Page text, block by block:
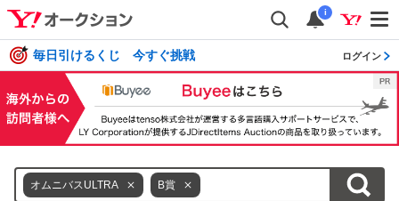
i
毎日引けるくじ 今すぐ挑戦 ログイン
オムニバスULTRA B賞